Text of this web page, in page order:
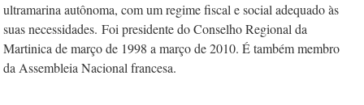
ultramarina autônoma, com um regime fiscal e social adequado às
suas necessidades. Foi presidente do Conselho Regional da
Martinica de março de 1998 a março de 2010. É também membro
da Assembleia Nacional francesa.